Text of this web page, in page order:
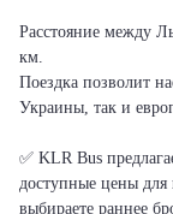
Расстояние между
км.
Поездка позволит
Украины, так и
✅ KLR Bus
доступные цены для
выбираете раннее